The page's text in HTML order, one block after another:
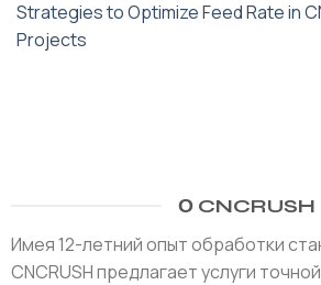
Strategies to Optimize Feed Rate in
Projects
О CNCRUSH
Имея 12-летний опыт обработки
CNCRUSH предлагает услуги